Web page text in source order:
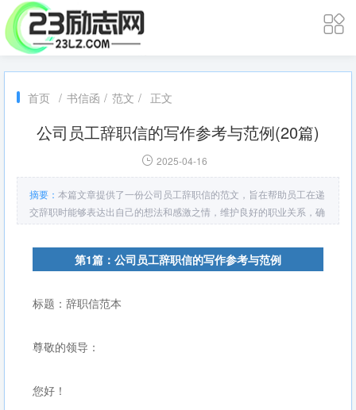
首页 / 书信函 / 范文 / 正文
公司员工辞职信的写作参考与范例(20篇)
2025-04-16
摘要： 本篇文章提供了一份公司员工辞职信的范文，旨在帮助员工在递
交辞职时能够表达出自己的想法和感激之情，维护良好的职业关系，确
保离职过程顺利。
第1篇：公司员工辞职信的写作参考与范例
标题：辞职信范本
尊敬的领导：
您好！